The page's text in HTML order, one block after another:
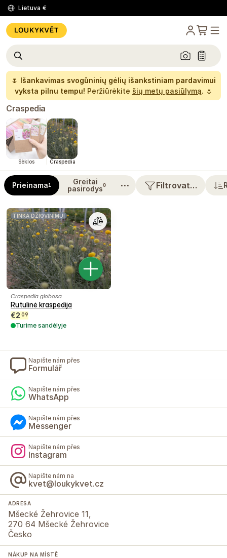
Lietuva €
🌷 Išankavimas svogūninių gėlių išankstiniam pardavimui
vyksta pilnu tempu! Peržiūrėkite šių metų pasiūlymą. 🌷
Craspedia
Sėklos Craspedia
Prieinama1
Greitai
pasirodys0 ⋯ Filtrovat…
TINKA DŽIOVINIMUI
Craspedia globosa
Rutulinė kraspedija
€2 09
Turime sandėlyje
Napište nám přes
Formulář
Napište nám přes
WhatsApp
Napište nám přes
Messenger
Napište nám přes
Instagram
Napište nám na
kvet@loukykvet.cz
ADRESA
Mšecké Žehrovice 11,
270 64 Mšecké Žehrovice
Česko
NÁKUP NA MÍSTĚ